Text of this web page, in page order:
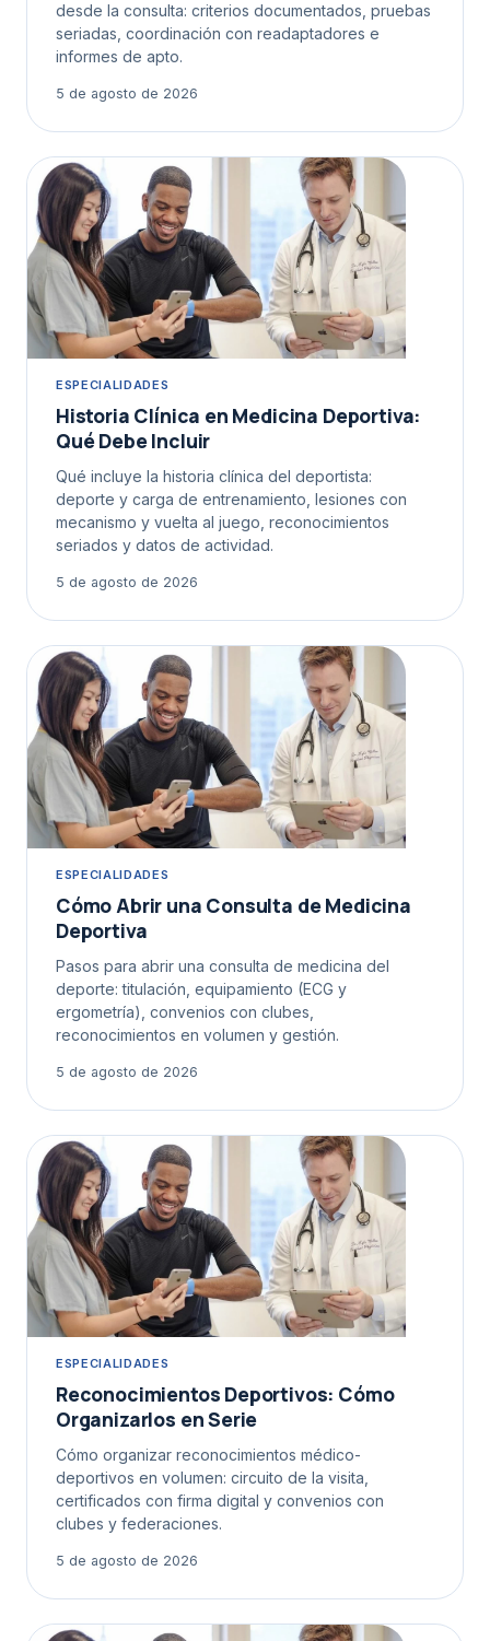
desde la consulta: criterios documentados, pruebas
seriadas, coordinación con readaptadores e
informes de apto.
5 de agosto de 2026
ESPECIALIDADES
Historia Clínica en Medicina Deportiva:
Qué Debe Incluir
Qué incluye la historia clínica del deportista:
deporte y carga de entrenamiento, lesiones con
mecanismo y vuelta al juego, reconocimientos
seriados y datos de actividad.
5 de agosto de 2026
ESPECIALIDADES
Cómo Abrir una Consulta de Medicina
Deportiva
Pasos para abrir una consulta de medicina del
deporte: titulación, equipamiento (ECG y
ergometría), convenios con clubes,
reconocimientos en volumen y gestión.
5 de agosto de 2026
ESPECIALIDADES
Reconocimientos Deportivos: Cómo
Organizarlos en Serie
Cómo organizar reconocimientos médico-
deportivos en volumen: circuito de la visita,
certificados con firma digital y convenios con
clubes y federaciones.
5 de agosto de 2026